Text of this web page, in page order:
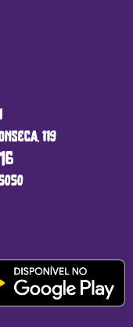
119